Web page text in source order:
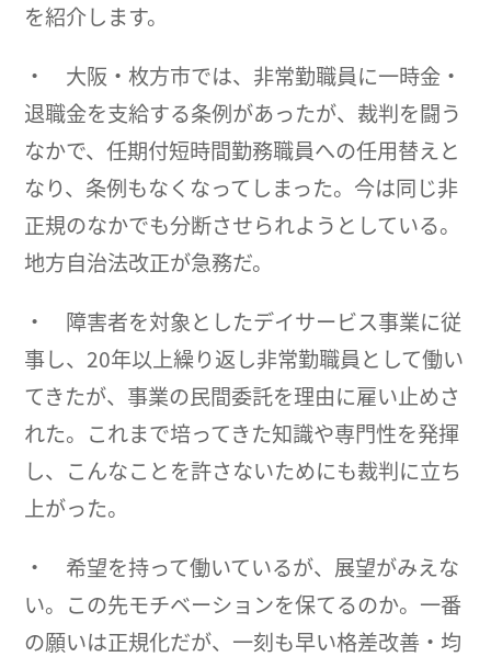
を紹介します。
・ 大阪・枚方市では、非常勤職員に一時金・
退職金を支給する条例があったが、裁判を闘う
なかで、任期付短時間勤務職員への任用替えと
なり、条例もなくなってしまった。今は同じ非
正規のなかでも分断させられようとしている。
地方自治法改正が急務だ。
・ 障害者を対象としたデイサービス事業に従
事し、20年以上繰り返し非常勤職員として働い
てきたが、事業の民間委託を理由に雇い止めさ
れた。これまで培ってきた知識や専門性を発揮
し、こんなことを許さないためにも裁判に立ち
上がった。
・ 希望を持って働いているが、展望がみえな
い。この先モチベーションを保てるのか。一番
の願いは正規化だが、一刻も早い格差改善・均